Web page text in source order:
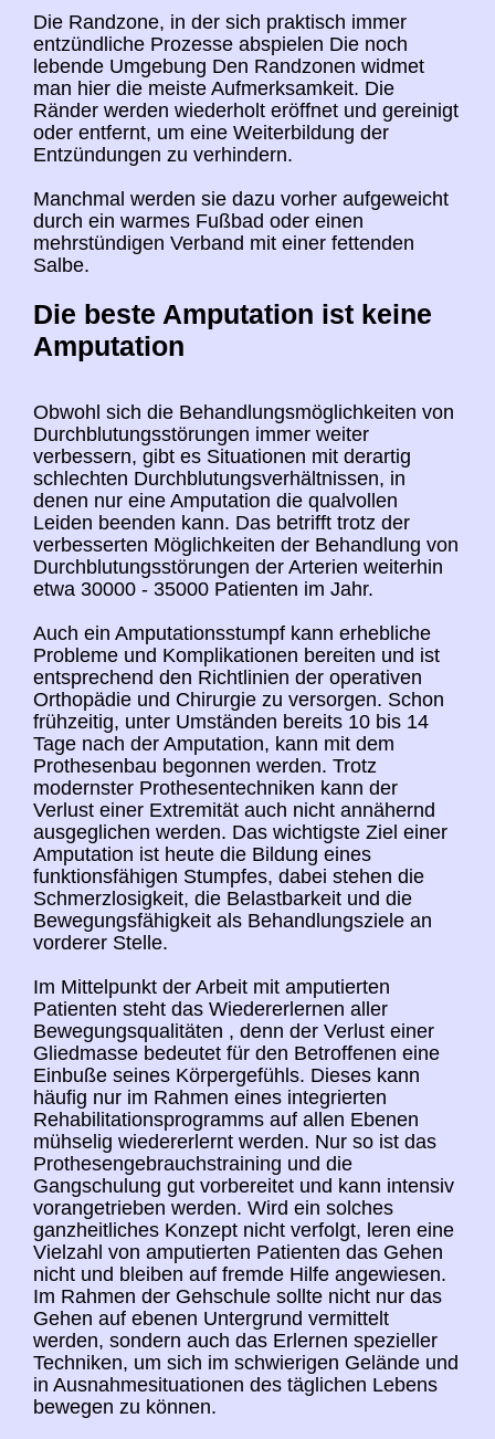
Die Randzone, in der sich praktisch immer
entzündliche Prozesse abspielen Die noch
lebende Umgebung Den Randzonen widmet
man hier die meiste Aufmerksamkeit. Die
Ränder werden wiederholt eröffnet und gereinigt
oder entfernt, um eine Weiterbildung der
Entzündungen zu verhindern.
Manchmal werden sie dazu vorher aufgeweicht
durch ein warmes Fußbad oder einen
mehrstündigen Verband mit einer fettenden
Salbe.
Die beste Amputation ist keine
Amputation
Obwohl sich die Behandlungsmöglichkeiten von
Durchblutungsstörungen immer weiter
verbessern, gibt es Situationen mit derartig
schlechten Durchblutungsverhältnissen, in
denen nur eine Amputation die qualvollen
Leiden beenden kann. Das betrifft trotz der
verbesserten Möglichkeiten der Behandlung von
Durchblutungsstörungen der Arterien weiterhin
etwa 30000 - 35000 Patienten im Jahr.
Auch ein Amputationsstumpf kann erhebliche
Probleme und Komplikationen bereiten und ist
entsprechend den Richtlinien der operativen
Orthopädie und Chirurgie zu versorgen. Schon
frühzeitig, unter Umständen bereits 10 bis 14
Tage nach der Amputation, kann mit dem
Prothesenbau begonnen werden. Trotz
modernster Prothesentechniken kann der
Verlust einer Extremität auch nicht annähernd
ausgeglichen werden. Das wichtigste Ziel einer
Amputation ist heute die Bildung eines
funktionsfähigen Stumpfes, dabei stehen die
Schmerzlosigkeit, die Belastbarkeit und die
Bewegungsfähigkeit als Behandlungsziele an
vorderer Stelle.
Im Mittelpunkt der Arbeit mit amputierten
Patienten steht das Wiedererlernen aller
Bewegungsqualitäten , denn der Verlust einer
Gliedmasse bedeutet für den Betroffenen eine
Einbuße seines Körpergefühls. Dieses kann
häufig nur im Rahmen eines integrierten
Rehabilitationsprogramms auf allen Ebenen
mühselig wiedererlernt werden. Nur so ist das
Prothesengebrauchstraining und die
Gangschulung gut vorbereitet und kann intensiv
vorangetrieben werden. Wird ein solches
ganzheitliches Konzept nicht verfolgt, leren eine
Vielzahl von amputierten Patienten das Gehen
nicht und bleiben auf fremde Hilfe angewiesen.
Im Rahmen der Gehschule sollte nicht nur das
Gehen auf ebenen Untergrund vermittelt
werden, sondern auch das Erlernen spezieller
Techniken, um sich im schwierigen Gelände und
in Ausnahmesituationen des täglichen Lebens
bewegen zu können.